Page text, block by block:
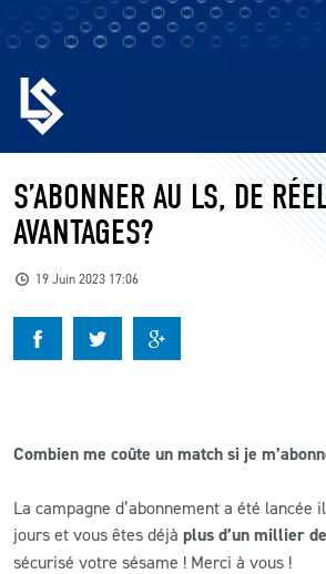
EQUIPES
BILLETTERIE
KIDS
CLUB
S’ABONNER AU LS, DE
AVANTAGES?
19 Juin 2023 17:06
Combien me coûte un match si je
La campagne d’abonnement a été lancée
jours et vous êtes déjà plus d’un millier
sécurisé votre sésame ! Merci à vous !